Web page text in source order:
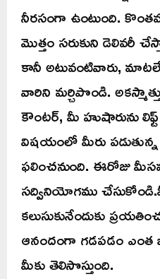
నీరసంగా ఉంటుంది.
మొత్తం సరుకుని డెలివరీ
కానీ అటువంటివారు,
వారిని మర్చిపొండి.
కౌంటర్, మీ హుషారును
విషయంలో మీరు
ఫలించనుంది. ఈరోజు
సద్వినియోగము
కలుసుకునేందుకు
ఆనందంగా గడపడం ఎంత
మీకు తెలిసొస్తుంది.